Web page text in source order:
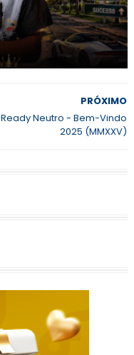
PRÓXIMO
Ready Neutro - Bem-Vindo
2025 (MMXXV)